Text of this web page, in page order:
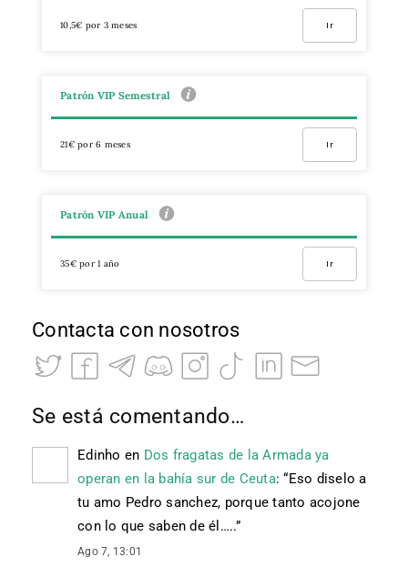
10,5€ por 3 meses Ir
Patrón VIP Semestral
21€ por 6 meses Ir
Patrón VIP Anual
35€ por 1 año Ir
Contacta con nosotros
Se está comentando…
Edinho en Dos fragatas de la Armada ya
operan en la bahía sur de Ceuta: “Eso diselo a
tu amo Pedro sanchez, porque tanto acojone
con lo que saben de él…..”
Ago 7, 13:01